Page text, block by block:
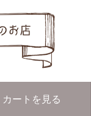
カートを見る